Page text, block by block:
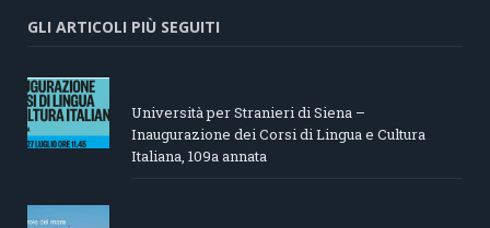
GLI ARTICOLI PIÙ SEGUITI
Università per Stranieri di Siena –
Inaugurazione dei Corsi di Lingua e Cultura
Italiana, 109a annata